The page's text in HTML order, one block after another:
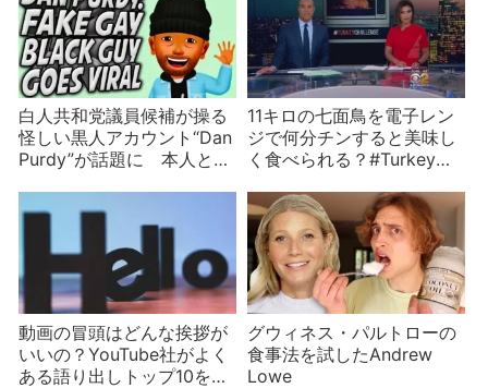
白人共和党議員候補が操る
怪しい黒人アカウント“Dan
Purdy”が話題に 本人と名
11キロの七面鳥を電子レン
ジで何分チンすると美味し
く食べられる？#Turkey
動画の冒頭はどんな挨拶が
いいの？YouTube社がよく
ある語り出しトップ10を公
グウィネス・パルトローの
食事法を試したAndrew
Lowe